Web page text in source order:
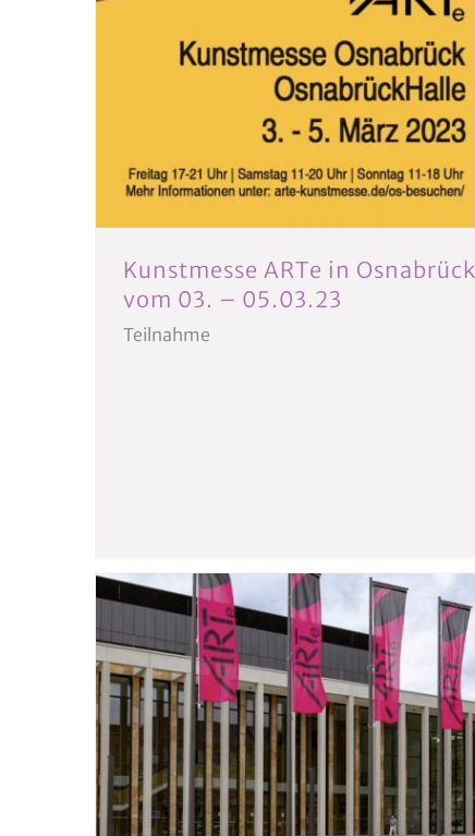
Kunstmesse ARTe in Osnabrück
vom 03. – 05.03.23
Teilnahme